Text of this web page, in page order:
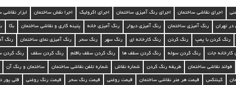
ابزار نقاشی اجرا نقش ساختمان اجرای اکرولیک اجرای رنگ آمیزی ساختمان اجرای نقاشی ساختمان
بکا پتینه کاری و نقاشی ساختمان رنگ آمیزی خانه رنگ آمیزی دیوار رنگ آمیزی ساختمان در تهران
رنگ رنگ آمیزی نمای ساختمان رنگ سحر رنگ سهر رنگ کارخانه ای رنگ کردن رنگ کردن با پمپ
رنگ کردن رنگ کردن سقف رنگ کردن سقف باقلم رنگ کردن سقف ها رنگ کردن سوله کارخانه جات
ساختمان و رنگ آن شماره تلفن نقاشی ساختمان شماره نقاش طریقه رنگ کردن فوائد نقاشی ساختمان
قلی پور قیمت رنگ روغنی قیمت رنگ سحر قیمت روغنی قیمت هر متر نقاشی ساختمان کینتکس